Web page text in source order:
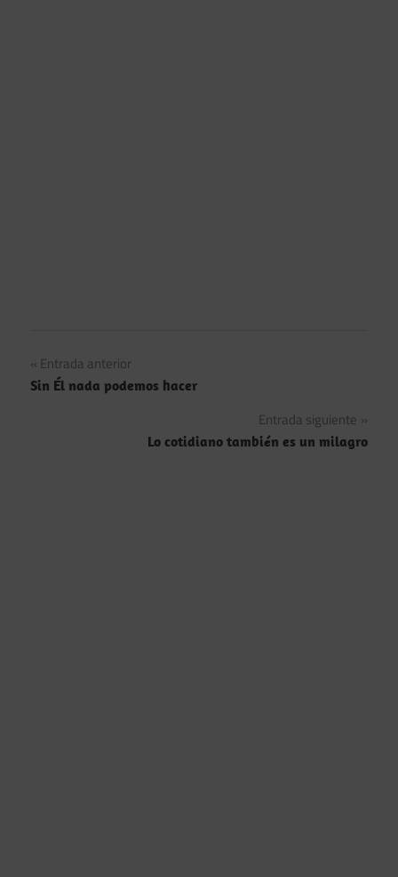
Navegación
de
Entrada anterior
Sin Él nada podemos hacer
Entrada siguiente
Lo cotidiano también es un milagro